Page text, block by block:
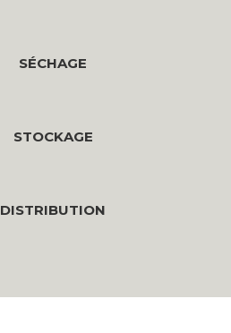
SÉCHAGE
STOCKAGE
DISTRIBUTION